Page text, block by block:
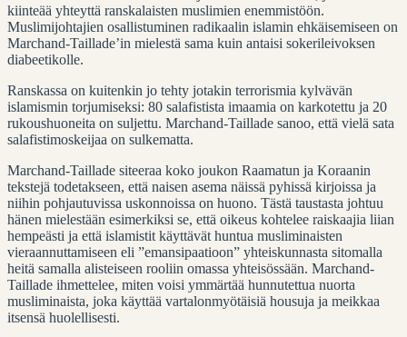
kiinteää yhteyttä ranskalaisten muslimien enemmistöön.
Muslimijohtajien osallistuminen radikaalin islamin ehkäisemiseen on
Marchand-Taillade’in mielestä sama kuin antaisi sokerileivoksen
diabeetikolle.
Ranskassa on kuitenkin jo tehty jotakin terrorismia kylvävän
islamismin torjumiseksi: 80 salafistista imaamia on karkotettu ja 20
rukoushuoneita on suljettu. Marchand-Taillade sanoo, että vielä sata
salafistimoskeijaa on sulkematta.
Marchand-Taillade siteeraa koko joukon Raamatun ja Koraanin
tekstejä todetakseen, että naisen asema näissä pyhissä kirjoissa ja
niihin pohjautuvissa uskonnoissa on huono. Tästä taustasta johtuu
hänen mielestään esimerkiksi se, että oikeus kohtelee raiskaajia liian
hempeästi ja että islamistit käyttävät huntua musliminaisten
vieraannuttamiseen eli ”emansipaatioon” yhteiskunnasta sitomalla
heitä samalla alisteiseen rooliin omassa yhteisössään. Marchand-
Taillade ihmettelee, miten voisi ymmärtää hunnutettua nuorta
musliminaista, joka käyttää vartalonmyötäisiä housuja ja meikkaa
itsensä huolellisesti.